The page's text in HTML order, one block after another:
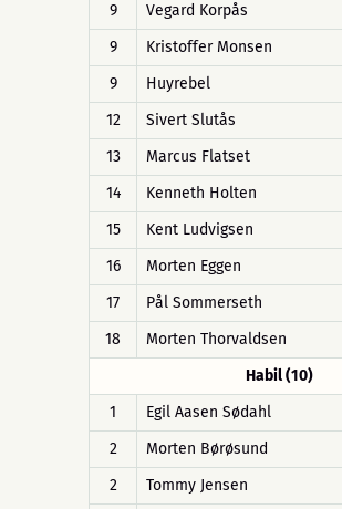
9
Vegard Korpås
9
Kristoffer Monsen
9
Huyrebel
12
Sivert Slutås
13
Marcus Flatset
14
Kenneth Holten
15
Kent Ludvigsen
16
Morten Eggen
17
Pål Sommerseth
18
Morten Thorvaldsen
Habil (10)
1
Egil Aasen Sødahl
2
Morten Børøsund
2
Tommy Jensen